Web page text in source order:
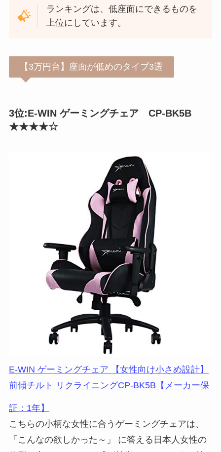
ランキングは、低座面にできるものを
上位にしています。
【3万円台】座面が低めのタイプ3選
3位:E-WIN ゲーミングチェア CP-BK5B
★★★★☆
E-WIN ゲーミングチェア 【女性向け小さめ設計】
前傾チルト リクライニングCP-BK5B【メーカー保
証：1年】
こちらの小柄な女性に合うゲーミングチェアは、
「こんなの欲しかった～」 に答える 日本人女性の